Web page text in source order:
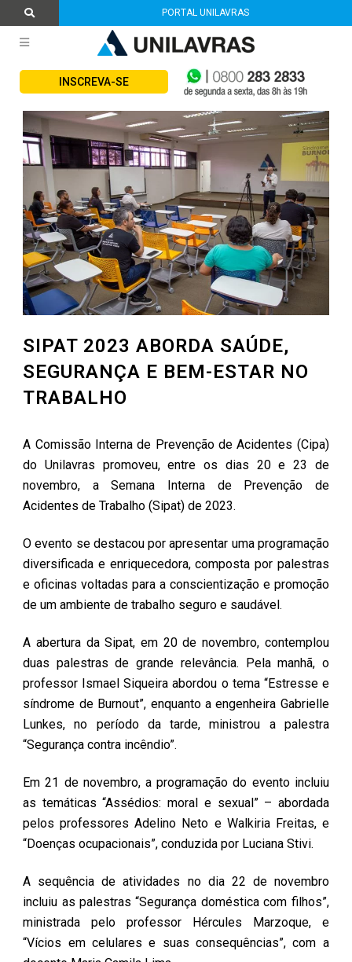
PORTAL UNILAVRAS
INSCREVA-SE
SIPAT 2023 ABORDA SAÚDE,
SEGURANÇA E BEM-ESTAR NO
TRABALHO
A Comissão Interna de Prevenção de Acidentes (Cipa)
do Unilavras promoveu, entre os dias 20 e 23 de
novembro, a Semana Interna de Prevenção de
Acidentes de Trabalho (Sipat) de 2023.
O evento se destacou por apresentar uma programação
diversificada e enriquecedora, composta por palestras
e oficinas voltadas para a conscientização e promoção
de um ambiente de trabalho seguro e saudável.
A abertura da Sipat, em 20 de novembro, contemplou
duas palestras de grande relevância. Pela manhã, o
professor Ismael Siqueira abordou o tema “Estresse e
síndrome de Burnout”, enquanto a engenheira Gabrielle
Lunkes, no período da tarde, ministrou a palestra
“Segurança contra incêndio”.
Em 21 de novembro, a programação do evento incluiu
as temáticas “Assédios: moral e sexual” – abordada
pelos professores Adelino Neto e Walkiria Freitas, e
“Doenças ocupacionais”, conduzida por Luciana Stivi.
A sequência de atividades no dia 22 de novembro
incluiu as palestras “Segurança doméstica com filhos”,
ministrada pelo professor Hércules Marzoque, e
“Vícios em celulares e suas consequências”, com a